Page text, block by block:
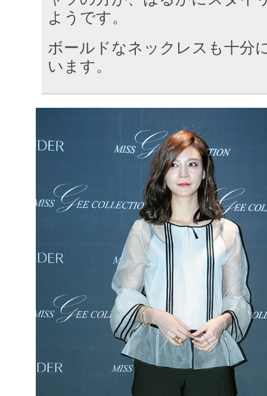
ようです。
ボールドなネックレスも十分
います。